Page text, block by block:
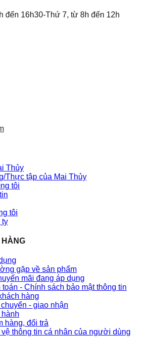
đến 16h30-Thứ 7, từ 8h đến 12h
Thủy
Thực tập của Mai Thủy
tôi
tôi
ty
gặp về sản phẩm
mãi đang áp dụng
- Chính sách bảo mật thông tin
hàng
- giao nhận
hàng, đổi trả
thông tin cá nhân của người dùng